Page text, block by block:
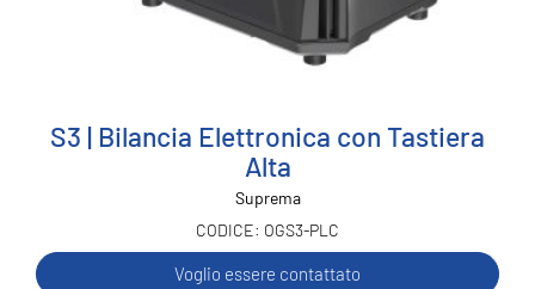
S3 | Bilancia Elettronica con Tastiera
Alta
Suprema
OGS3-PLC
Voglio essere contattato